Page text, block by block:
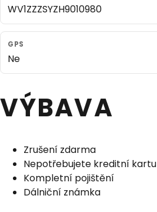
WV1ZZZSYZH9010980
GPS
Ne
VÝBAVA
Zrušení zdarma
Nepotřebujete kreditní kartu
Kompletní pojištění
Dálniční známka